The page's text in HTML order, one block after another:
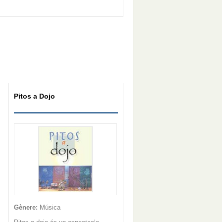
Pitos a Dojo
Gènere: Música